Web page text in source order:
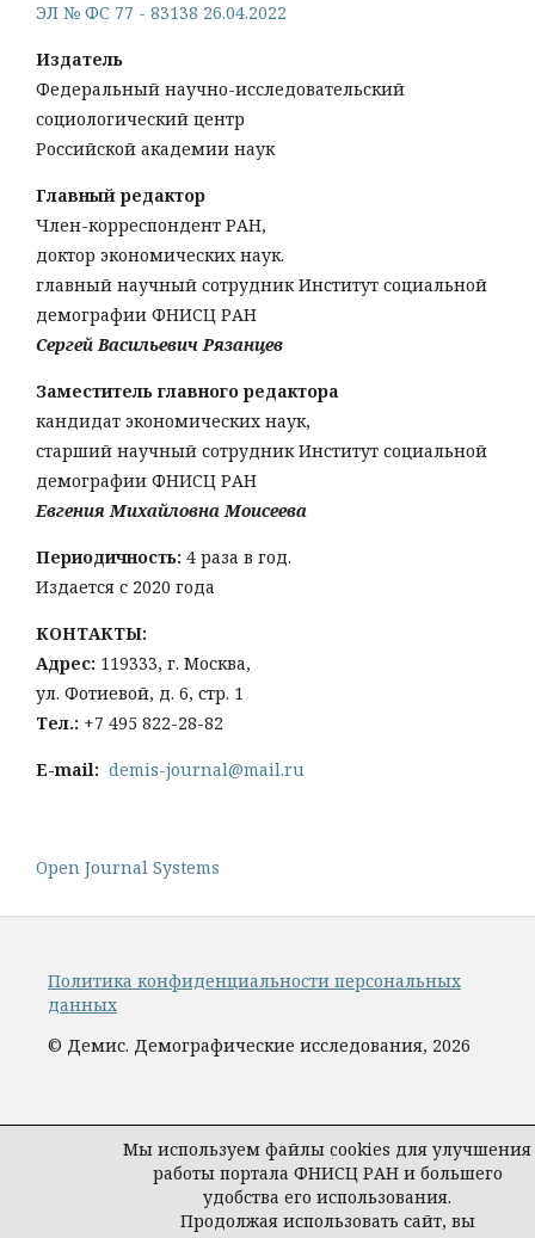
ЭЛ № ФС 77 - 83138 26.04.2022
Издатель
Федеральный научно-исследовательский
социологический центр
Российской академии наук
Главный редактор
Член-корреспондент РАН,
доктор экономических наук.
главный научный сотрудник Институт социальной
демографии ФНИСЦ РАН
Сергей Васильевич Рязанцев
Заместитель главного редактора
кандидат экономических наук,
старший научный сотрудник Институт социальной
демографии ФНИСЦ РАН
Евгения Михайловна Моисеева
Периодичность: 4 раза в год.
Издается с 2020 года
КОНТАКТЫ:
Адрес: 119333, г. Москва,
ул. Фотиевой, д. 6, стр. 1
Тел.: +7 495 822-28-82
E-mail: demis-journal@mail.ru
Open Journal Systems
Политика конфиденциальности персональных
данных
© Демис. Демографические исследования, 2026
Мы используем файлы cookies для улучшения
работы портала ФНИСЦ РАН и большего
удобства его использования.
Продолжая использовать сайт, вы